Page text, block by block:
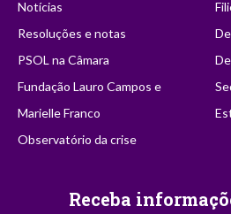
Notícias
Resoluções e notas
PSOL na Câmara
Fundação Lauro Campos e
Marielle Franco
Observatório da crise
Receba